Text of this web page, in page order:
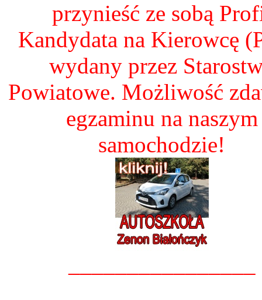
przynieść ze sobą
Kandydata na Kierowcę
wydany przez
Powiatowe. Możliwość
egzaminu na naszym
samochodzie!